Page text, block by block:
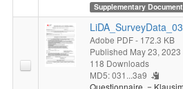
Supplementary
Adobe PDF- 172.3 KB
Published May 23, 2023
118 Downloads
MD5: 031...3a9
Questionnaire. =